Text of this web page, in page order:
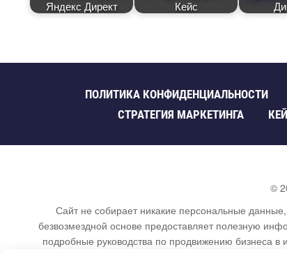
Яндекс Директ
Кейс
ПОЛИТИКА КОНФИДЕНЦИАЛЬНОСТИ
СТРАТЕГИЯ МАРКЕТИНГА
©
Сайт не собирает никакие персональные
езвозмездной основе предоставляет полезную
подробные руководства по продвижению бизнеса в